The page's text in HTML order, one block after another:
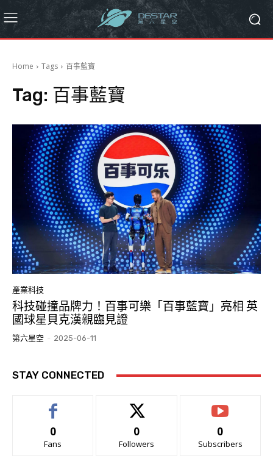
Home Tags 百事藍寶
Tag: 百事藍寶
產業科技
科技碰撞品牌力！百事可樂「百事藍寶」亮相 英
國球星貝克漢親臨見證
第六星空 - 2025-06-11
STAY CONNECTED
0
Fans
0
Followers
0
Subscribers